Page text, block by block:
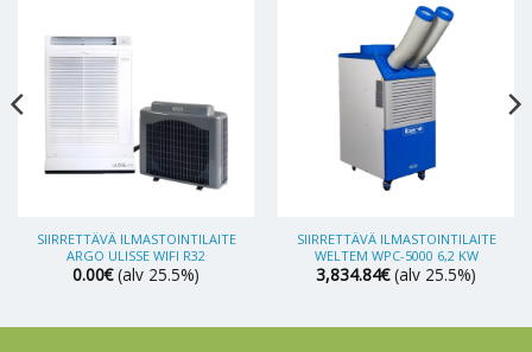
SIIRRETTÄVÄ ILMASTOINTILAITE
ARGO ULISSE WIFI R32
0.00€ (alv 25.5%)
SIIRRETTÄVÄ ILMASTOINTILAITE
WELTEM WPC-5000 6,2 KW
3,834.84€ (alv 25.5%)